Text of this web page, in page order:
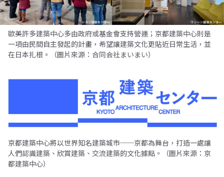
歐美許多建築中心多由政府或基金會支持營運；京都建築中心則是
一項由民間自主發起的計畫，希望讓建築文化更貼近日常生活，並
在日本扎根。（圖片來源：合同会社まいまい）
京都建築中心將以世界知名建築城市──京都為舞台，打造一處讓
人們認識建築、欣賞建築、交流建築的文化據點。（圖片來源：京
都建築中心）